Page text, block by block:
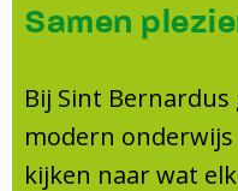
Veiligheidsplan
Onderwijs
Leerlingenraad
Het Team
Ouders
Contact
Samen
Bij Sint Bernardus
modern
kijken naar wat